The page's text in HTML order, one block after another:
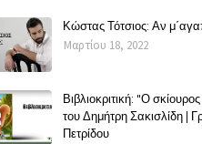
Κώστας Τότσιος: Αν
Μαρτίου 18, 2022
Βιβλιοκριτική: "Ο
του Δημήτρη Σακισλίδη |
Πετρίδου